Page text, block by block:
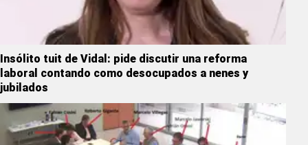
Insólito tuit de Vidal: pide discutir una reforma
laboral contando como desocupados a nenes y
jubilados